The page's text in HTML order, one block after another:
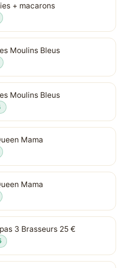
+ macarons
Moulins Bleus
Moulins Bleus
Mama
Mama
3 Brasseurs 25 €